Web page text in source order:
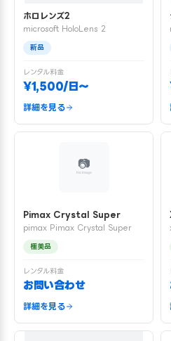
ホロレンズ2
microsoft HoloLens 2
新品
レンタル料金
¥1,500/日〜
詳細を見る
Pimax Crystal Super
pimax Pimax Crystal Super
極美品
レンタル料金
お問い合わせ
詳細を見る